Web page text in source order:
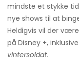
mindste et stykke
nye shows til at
Heldigvis vil der
på Disney +,
vintersoldat.